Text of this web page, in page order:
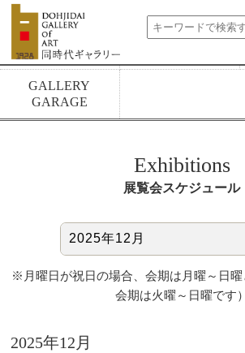
About News
Artists
GALLERY
GARAGE
Exhibitions
展覧会スケジュール
※月曜日が祝日の場合、会期は月曜～日
会期は火曜～日曜です）
2025年12月